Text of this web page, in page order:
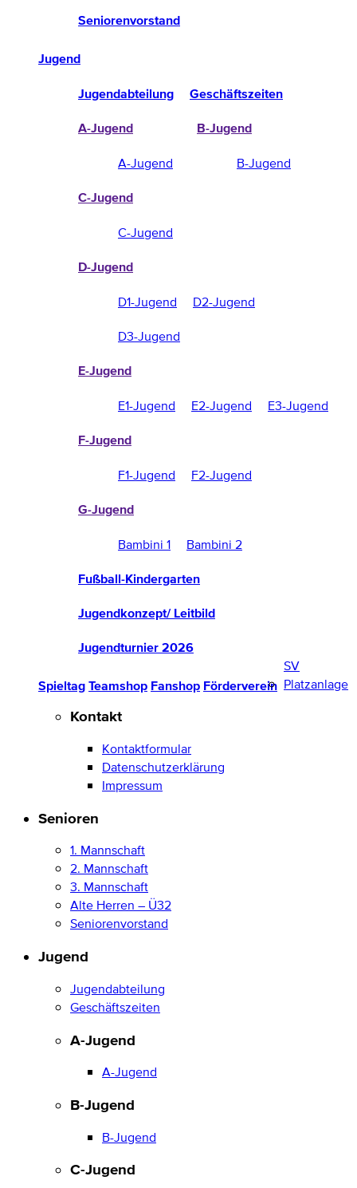
Seniorenvorstand
Jugend
Jugendabteilung Geschäftszeiten
A-Jugend
A-Jugend
B-Jugend
B-Jugend
C-Jugend
C-Jugend
D-Jugend
D1-Jugend
D2-Jugend
D3-Jugend
E-Jugend
E1-Jugend E2-Jugend E3-Jugend
F-Jugend
F1-Jugend F2-Jugend
G-Jugend
Bambini 1 Bambini 2
Fußball-Kindergarten
Jugendkonzept/ Leitbild
Jugendturnier 2026
Spieltag Teamshop Fanshop Förderverein
SV
Platzanlage
Kontakt
Kontaktformular
Datenschutzerklärung
Impressum
Senioren
1. Mannschaft
2. Mannschaft
3. Mannschaft
Alte Herren – Ü32
Seniorenvorstand
Jugend
Jugendabteilung
Geschäftszeiten
A-Jugend
A-Jugend
B-Jugend
B-Jugend
C-Jugend